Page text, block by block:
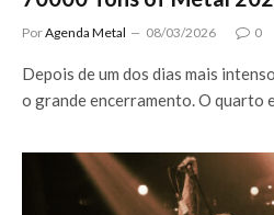
PorAgenda Metal 08/03/2026 0
Depois de um dos dias mais
o grande encerramento. O quarto